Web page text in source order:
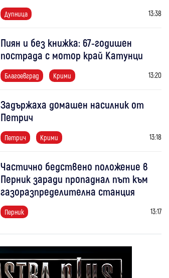
Дупница 13:38
Пиян и без книжка: 67-годишен
пострада с мотор край Катунци
Благоевград Крими 13:20
Задържаха домашен насилник от
Петрич
Петрич Крими 13:18
Частично бедствено положение в
Перник заради пропаднал път към
газоразпределителна станция
Перник 13:17